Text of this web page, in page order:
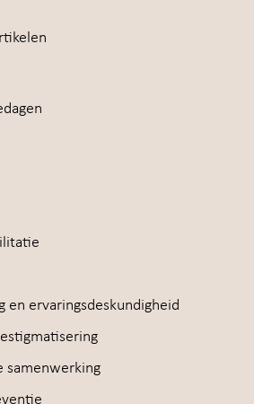
en ervaringsdeskundigheid
samenwerking